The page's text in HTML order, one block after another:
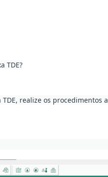
TDE?
realize os procedimentos a